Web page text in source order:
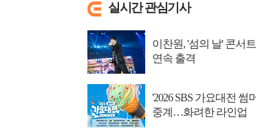
실시간 관심기사
이찬원, '섬의 날' 콘서
연속 출격
'2026 SBS 가요대전 썸
중계…화려한 라인업